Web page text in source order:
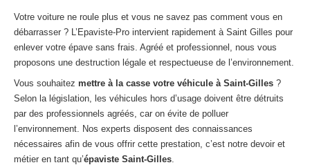
– Aube
02 – Aisne
Tousles secteurs
CENTREVHU AGRÉE
Centreagréé VHU Paris 75 : casse auto avec destruction
Centre
agréé VHU 77 : casse auto avec destruction
Votre voiture ne roule plus et vous ne savez pas comment vous en
débarrasser ? L’Epaviste-Pro intervient rapidement à Saint Gilles pour
enlever votre épave sans frais. Agréé et professionnel, nous vous
proposons une destruction légale et respectueuse de l’environnement.
Vous souhaitez mettre à la casse votre véhicule à Saint-Gilles ?
Selon la législation, les véhicules hors d’usage doivent être détruits
par des professionnels agréés, car on évite de polluer
l’environnement. Nos experts disposent des connaissances
nécessaires afin de vous offrir cette prestation, c’est notre devoir et
métier en tant qu’épaviste Saint-Gilles.